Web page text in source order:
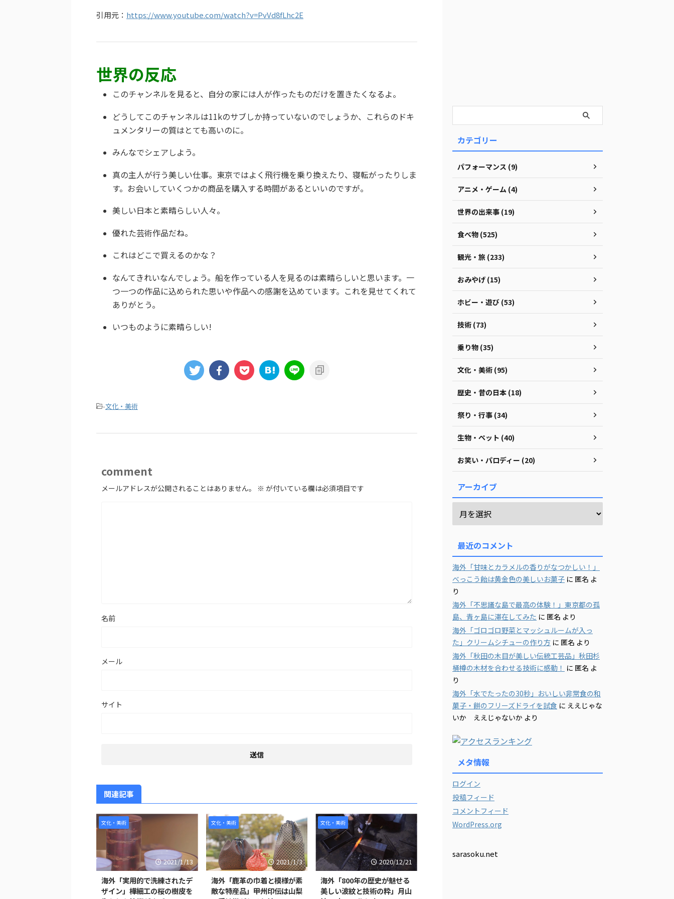
引用元： https://www.youtube.com/watch?v=PvVd8fLhc2E
世界の反応
このチャンネルを見ると、自分の家には人が作ったものだけを置きたくなるよ。
どうしてこのチャンネルは11kのサブしか持っていないのでしょうか、これらのドキ
ュメンタリーの質はとても高いのに。
みんなでシェアしよう。
真の主人が行う美しい仕事。東京ではよく飛行機を乗り換えたり、寝転がったりしま
す。お会いしていくつかの商品を購入する時間があるといいのですが。
美しい日本と素晴らしい人々。
優れた芸術作品だね。
これはどこで買えるのかな？
なんてきれいなんでしょう。船を作っている人を見るのは素晴らしいと思います。一
つ一つの作品に込められた思いや作品への感謝を込めています。これを見せてくれて
ありがとう。
いつものように素晴らしい!
-文化・美術
comment
メールアドレスが公開されることはありません。 ※ が付いている欄は必須項目です
名前
メール
サイト
関連記事
文化・美術
2021/1/13
海外「実用的で洗練されたデ
ザイン」樺細工の桜の樹皮を
文化・美術
2021/1/3
海外「鹿革の巾着と模様が素
敵な特産品」甲州印伝は山梨
文化・美術
2020/12/21
海外「800年の歴史が魅せる
美しい波紋と技術の粋」月山
カテゴリー
パフォーマンス (9)
アニメ・ゲーム (4)
世界の出来事 (19)
食べ物 (525)
観光・旅 (233)
おみやげ (15)
ホビー・遊び (53)
技術 (73)
乗り物 (35)
文化・美術 (95)
歴史・昔の日本 (18)
祭り・行事 (34)
生物・ペット (40)
お笑い・パロディー (20)
アーカイブ
最近のコメント
海外「甘味とカラメルの香りがなつかしい！」
べっこう飴は黄金色の美しいお菓子 に 匿名 よ
り
海外「不思議な島で最高の体験！」東京都の孤
島、青ヶ島に滞在してみた に 匿名 より
海外「ゴロゴロ野菜とマッシュルームが入っ
た」クリームシチューの作り方 に 匿名 より
海外「秋田の木目が美しい伝統工芸品」秋田杉
桶樽の木材を合わせる技術に感動！ に 匿名 よ
り
海外「水でたったの30秒」おいしい非常食の和
菓子・餅のフリーズドライを試食 に ええじゃな
いか ええじゃないか より
メタ情報
ログイン
投稿フィード
コメントフィード
WordPress.org
sarasoku.net